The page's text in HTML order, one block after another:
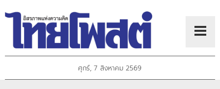
ศุกร์, 7 สิงหาคม 2569